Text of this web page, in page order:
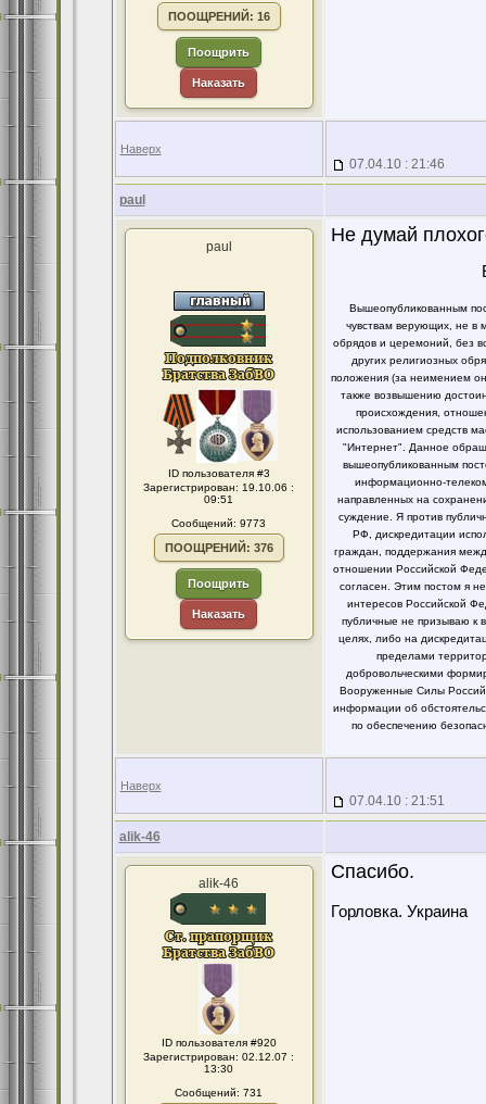
ПООЩРЕНИЙ: 16
Поощрить
Наказать
Наверх
07.04.10 : 21:46
paul
paul
ID пользователя #3
Зарегистрирован: 19.10.06 :
09:51
Сообщений: 9773
ПООЩРЕНИЙ: 376
Поощрить
Наказать
Не думай
Вышеопубликованным
чувствам верующих, не в
обрядов и церемоний, без
других религиозных
положения (за неимением
также возвышению
происхождения,
использованием средств
"Интернет". Данное
вышеопубликованным
информационно-
направленных на
суждение. Я против
РФ, дискредитации
граждан, поддержания
отношении Российской
согласен. Этим постом я
интересов Российской
публичные не призываю к
целях, либо на
пределами
добровольческими
Вооруженные Силы
информации об
по обеспечению
Наверх
07.04.10 : 21:51
alik-46
alik-46
ID пользователя #920
Зарегистрирован: 02.12.07 :
13:30
Сообщений: 731
Спасибо.
Горловка. Украина